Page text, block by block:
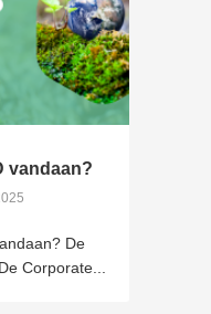
vandaan?
De
Corporate...